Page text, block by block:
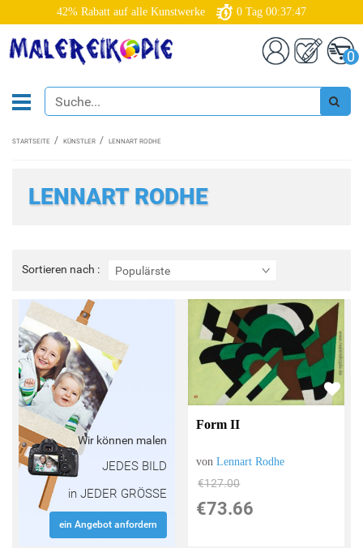
42% Rabatt auf alle Kunstwerke 0 Tag 00:37:47
0
STARTSEITE KÜNSTLER LENNART RODHE
LENNART RODHE
Sortieren nach : Populärste
Sortieren
nach
Wir können malen
JEDES BILD
in JEDER GRÖSSE
ein Angebot anfordern
Form II
vonLennart Rodhe
€127.00
€73.66